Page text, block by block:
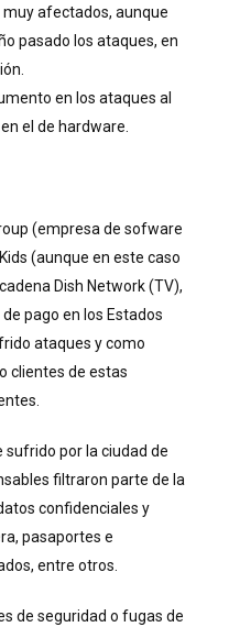
afectados, aunque
pasado los ataques, en
en los ataques al
el de hardware.
(empresa de sofware
(aunque en este caso
Dish Network (TV),
pago en los Estados
ataques y como
clientes de estas
sufrido por la ciudad de
filtraron parte de la
confidenciales y
pasaportes e
entre otros.
de seguridad o fugas de